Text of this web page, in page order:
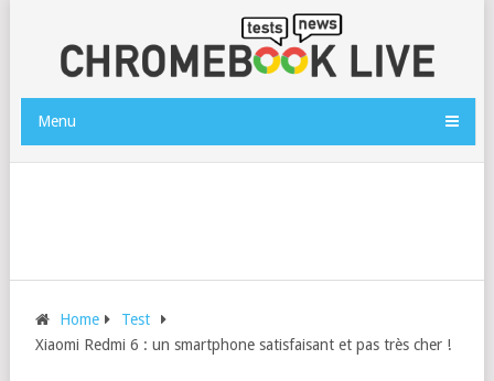
Menu
Home
Test
Xiaomi Redmi 6 : un smartphone satisfaisant et pas très cher !